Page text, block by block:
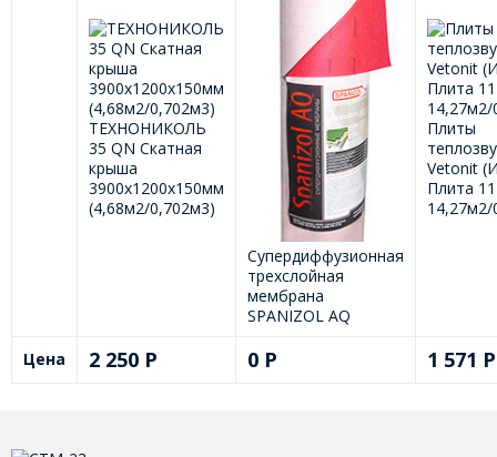
ТЕХНОНИКОЛЬ
35 QN Скатная
крыша
3900x1200x150мм
(4,68м2/0,702м3)
Супердиффузионная
трехслойная
мембрана
SPANIZOL АQ
Плиты
Vetonit
Плита
Цена 2 250 Р 0 Р 1 571 Р